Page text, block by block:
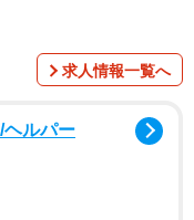
求人情報一覧へ
ヘルパー